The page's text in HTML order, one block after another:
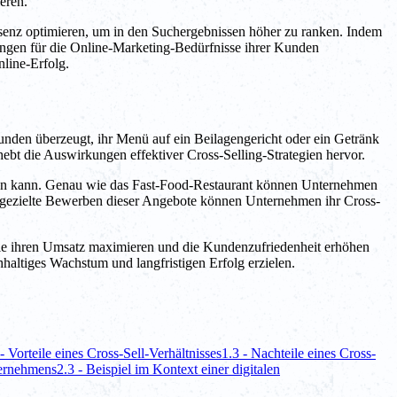
optimieren, um in den Suchergebnissen höher zu ranken. Indem
für die Online-Marketing-Bedürfnisse ihrer Kunden
Erfolg.
überzeugt, ihr Menü auf ein Beilagengericht oder ein Getränk
die Auswirkungen effektiver Cross-Selling-Strategien hervor.
Genau wie das Fast-Food-Restaurant können Unternehmen
Bewerben dieser Angebote können Unternehmen ihr Cross-
ihren Umsatz maximieren und die Kundenzufriedenheit erhöhen
Wachstum und langfristigen Erfolg erzielen.
Vorteile eines Cross-Sell-Verhältnisses1.3 - Nachteile eines Cross-
2.3 - Beispiel im Kontext einer digitalen